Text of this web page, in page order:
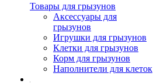
Товары для грызунов
Аксессуары для
грызунов
Игрушки для грызунов
Клетки для грызунов
Корм для грызунов
Наполнители для клеток